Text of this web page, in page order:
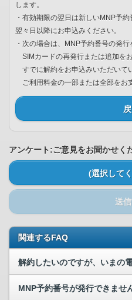
します。
・有効期限の翌日は新しいMNP予
翌々日以降にお申込みください。
・次の場合は、MNP予約番号の発行
SIMカードの再発行または追加を
すでに解約をお申込みいただいて
ご利用料金の一部または全部をお
アンケート:ご意見をお聞かせく
(選択して
送
関連するFAQ
解約したいのですが、いまの
MNP予約番号が発行できませ